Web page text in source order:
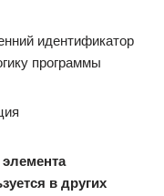
идентификатор
программы
в других